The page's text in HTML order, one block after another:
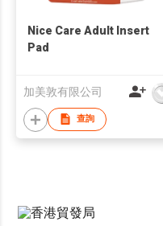
Nice Care Adult Insert
Pad
加美敦有限公司
查詢